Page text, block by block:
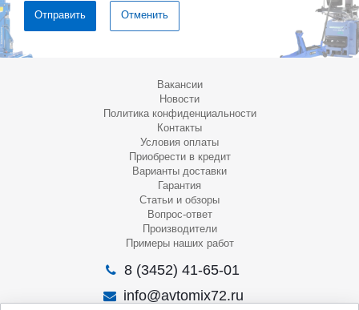
Отменить
Вакансии
Новости
Политика конфиденциальности
Контакты
Условия оплаты
Приобрести в кредит
Варианты доставки
Гарантия
Статьи и обзоры
Вопрос-ответ
Производители
Примеры наших работ
8 (3452) 41-65-01
info@avtomix72.ru